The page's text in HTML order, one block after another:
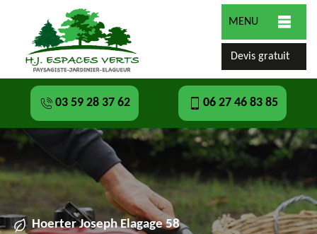
MENU
Devis gratuit
03 59 28 37 62 06 27 46 83 85
Hoerter Joseph Elagage 58